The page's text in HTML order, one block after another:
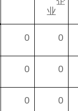
业
0 0
0 0
0 0